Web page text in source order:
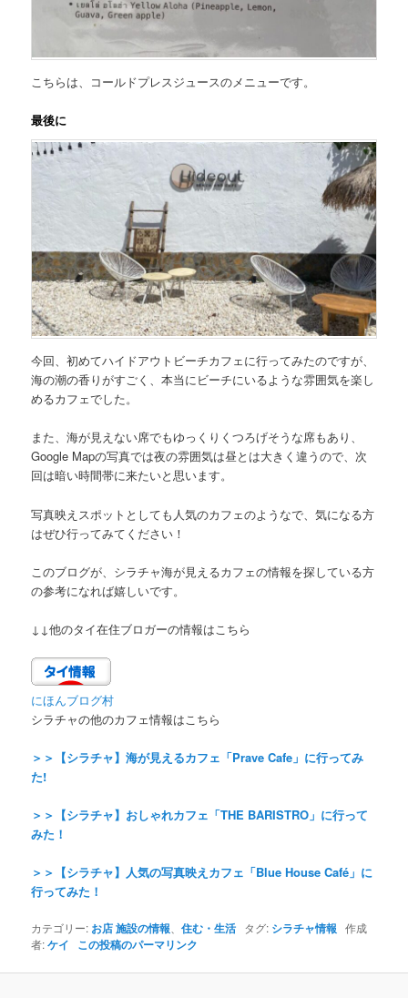
こちらは、 コールドプレスジュースのメニューです。
最後に
今回、初めてハイドアウトビーチカフェに行ってみたのですが、
海の潮の香りがすごく、本当にビーチにいるような雰囲気を楽し
めるカフェでした。
また、海が見えない席でもゆっくりくつろげそうな席もあり、
Google Mapの写真では夜の雰囲気は昼とは大きく違うので、次
回は暗い時間帯に来たいと思います。
写真映えスポット としても人気のカフェのようなで、気になる方
はぜひ行ってみてください！
このブログが、シラチャ海が見えるカフェの情報を探している方
の参考になれば嬉しいです。
↓↓他のタイ在住ブロガーの情報はこちら
にほんブログ村
シラチャの他のカフェ情報はこちら
＞＞【シラチャ】海が見えるカフェ「Prave Cafe」に行ってみ
た!
＞＞【シラチャ】おしゃれカフェ「THE BARISTRO」に行って
みた！
＞＞【シラチャ】人気の写真映えカフェ「Blue House Café」に
行ってみた！
カテゴリー: お店 施設の情報、住む・生活 タグ: シラチャ情報 作成
者:ケイ この投稿のパーマリンク